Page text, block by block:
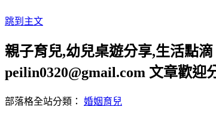
跳到主文
親子育兒,幼兒桌遊分享,生活點
peilin0320@gmail.com 文章歡
部落格全站分類： 婚姻育兒